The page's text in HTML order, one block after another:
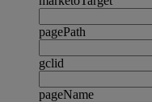
pagePath
gclid
pageName